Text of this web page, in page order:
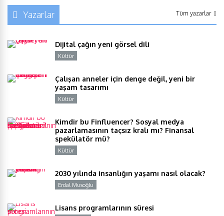
Yazarlar Tüm yazarlar
Dijital çağın yeni görsel dili
Kültür
Çalışan anneler için denge değil, yeni bir
yaşam tasarımı
Kültür
Kimdir bu Finfluencer? Sosyal medya
pazarlamasının taçsız kralı mı? Finansal
spekülatör mü?
Kültür
2030 yılında insanlığın yaşamı nasıl olacak?
Erdal Musoğlu
Lisans programlarının süresi